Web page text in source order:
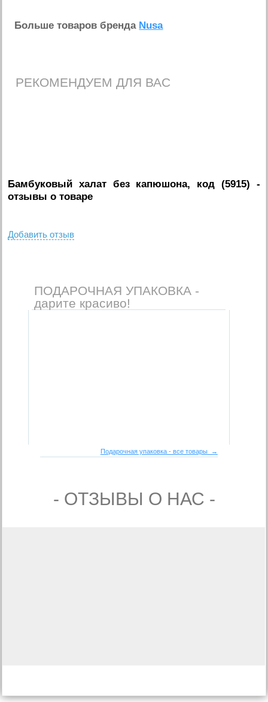
Больше товаров бренда Nusa
РЕКОМЕНДУЕМ ДЛЯ ВАС
Бамбуковый халат без капюшона, код (5915) -
отзывы о товаре
Добавить отзыв
ПОДАРОЧНАЯ УПАКОВКА -
дарите красиво!
Подарочная упаковка - все товары →
- ОТЗЫВЫ О НАС -